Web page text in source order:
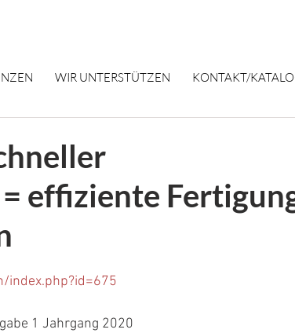
WIR UNTERSTÜTZEN KONTAKT/
effiziente
index.php?id=675
1 Jahrgang 2020